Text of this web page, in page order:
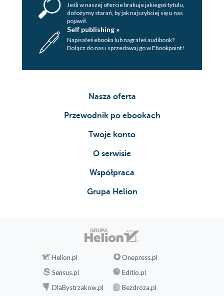
Jeśli w naszej ofercie brakuje jakiegoś tytulu,
dołożymy starań, by jak najszybciej się u nas
pojawił.
Self publishing »
Napisałeś ebooka lub nagrałeś audibook?
Dołącz do nas i sprzedawaj go w Ebookpoint!
Nasza oferta
Przewodnik po ebookach
Twoje konto
O serwisie
Współpraca
Grupa Helion
Helion.pl
Onepress.pl
Sensus.pl
Editio.pl
DlaBystrzakow.pl
Bezdroza.pl